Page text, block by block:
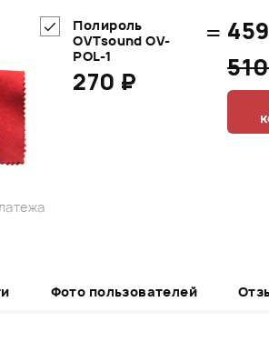
Полироль
OVTsound OV-
POL-1
270 ₽
=
Фото пользователей